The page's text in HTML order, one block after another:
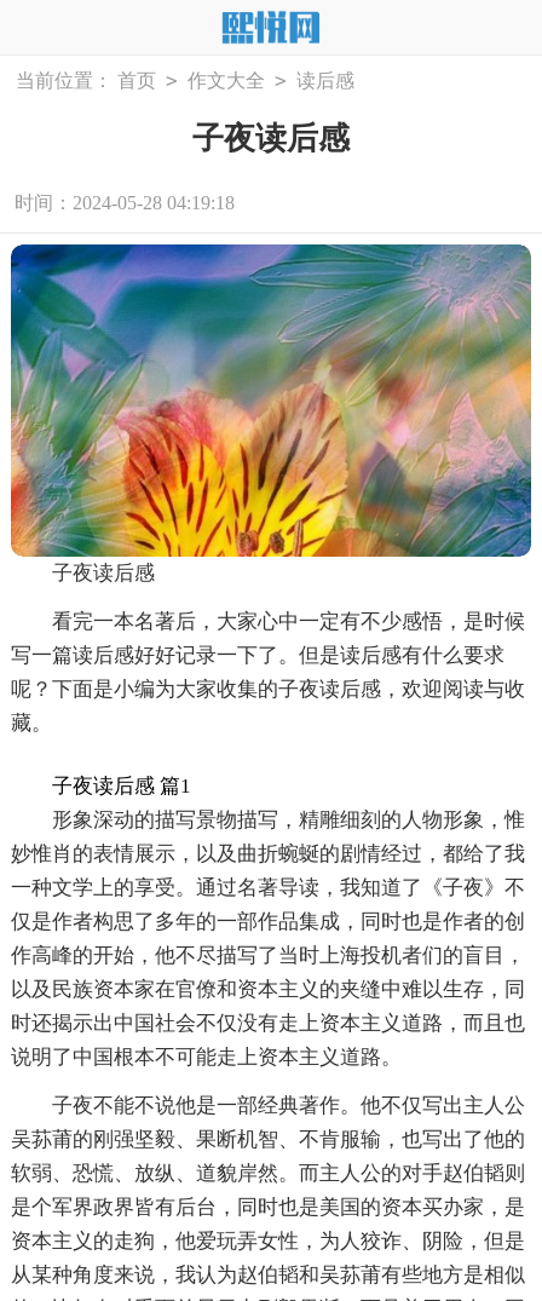
当前位置： 首页 > 作文大全 > 读后感
子夜读后感
时间：2024-05-28 04:19:18
子夜读后感
看完一本名著后，大家心中一定有不少感悟，是时候
写一篇读后感好好记录一下了。但是读后感有什么要求
呢？下面是小编为大家收集的子夜读后感，欢迎阅读与收
藏。
子夜读后感 篇1
形象深动的描写景物描写，精雕细刻的人物形象，惟
妙惟肖的表情展示，以及曲折蜿蜒的剧情经过，都给了我
一种文学上的享受。通过名著导读，我知道了《子夜》不
仅是作者构思了多年的一部作品集成，同时也是作者的创
作高峰的开始，他不尽描写了当时上海投机者们的盲目，
以及民族资本家在官僚和资本主义的夹缝中难以生存，同
时还揭示出中国社会不仅没有走上资本主义道路，而且也
说明了中国根本不可能走上资本主义道路。
子夜不能不说他是一部经典著作。他不仅写出主人公
吴荪莆的刚强坚毅、果断机智、不肯服输，也写出了他的
软弱、恐慌、放纵、道貌岸然。而主人公的对手赵伯韬则
是个军界政界皆有后台，同时也是美国的资本买办家，是
资本主义的走狗，他爱玩弄女性，为人狡诈、阴险，但是
从某种角度来说，我认为赵伯韬和吴荪莆有些地方是相似